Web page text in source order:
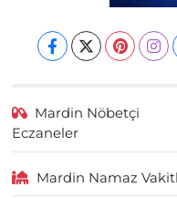
Mardin Nöbetçi
Eczaneler
Mardin Namaz